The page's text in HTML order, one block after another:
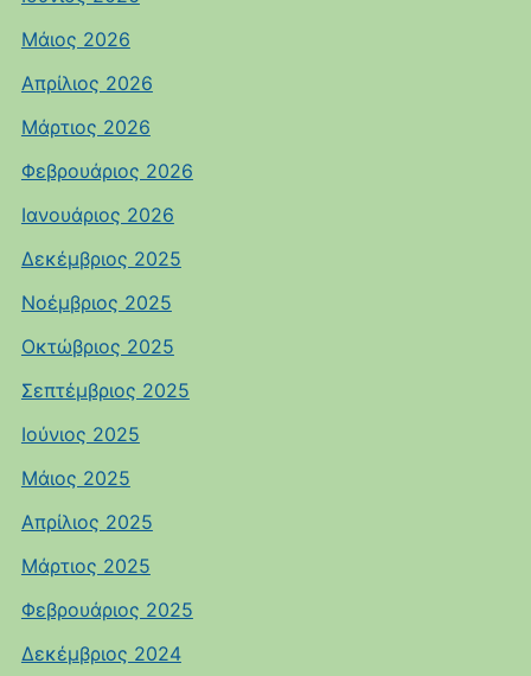
Μάιος 2026
Απρίλιος 2026
Μάρτιος 2026
Φεβρουάριος 2026
Ιανουάριος 2026
Δεκέμβριος 2025
Νοέμβριος 2025
Οκτώβριος 2025
Σεπτέμβριος 2025
Ιούνιος 2025
Μάιος 2025
Απρίλιος 2025
Μάρτιος 2025
Φεβρουάριος 2025
Δεκέμβριος 2024